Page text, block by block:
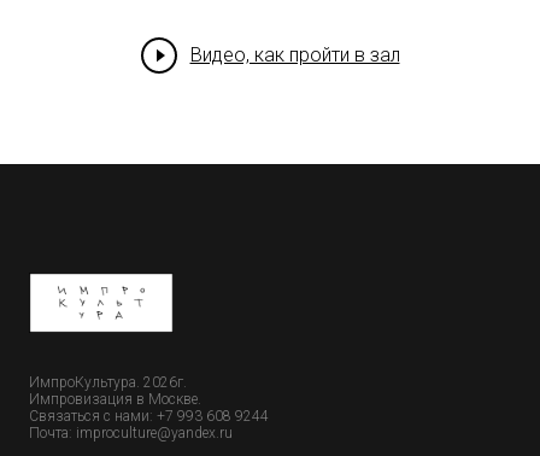
Видео, как пройти в зал
ИмпроКультура. 2026г.
Импровизация в Москве.
Связаться с нами: +7 993 608 9244
Почта: improculture@yandex.ru